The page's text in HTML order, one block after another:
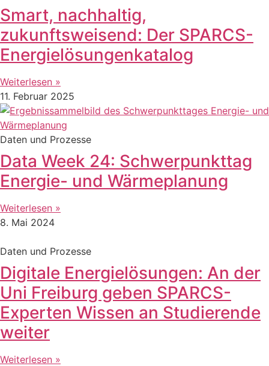
Smart, nachhaltig,
zukunftsweisend: Der SPARCS-
Energielösungenkatalog
Weiterlesen »
11. Februar 2025
Daten und Prozesse
Data Week 24: Schwerpunkttag
Energie- und Wärmeplanung
Weiterlesen »
8. Mai 2024
Daten und Prozesse
Digitale Energielösungen: An der
Uni Freiburg geben SPARCS-
Experten Wissen an Studierende
weiter
Weiterlesen »